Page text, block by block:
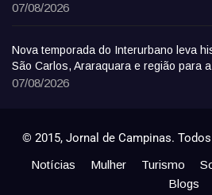
07/08/2026
Nova temporada do Interurbano leva
São Carlos, Araraquara e região para
07/08/2026
© 2015, Jornal de Campinas.
Notícias Mulher Turismo
Blogs